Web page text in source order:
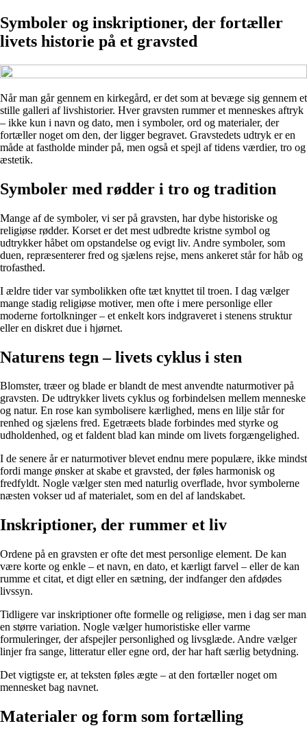
Symboler og inskriptioner, der fortæller
livets historie på et gravsted
Når man går gennem en kirkegård, er det som at bevæge sig gennem et
stille galleri af livshistorier. Hver gravsten rummer et menneskes aftryk
– ikke kun i navn og dato, men i symboler, ord og materialer, der
fortæller noget om den, der ligger begravet. Gravstedets udtryk er en
måde at fastholde minder på, men også et spejl af tidens værdier, tro og
æstetik.
Symboler med rødder i tro og tradition
Mange af de symboler, vi ser på gravsten, har dybe historiske og
religiøse rødder. Korset er det mest udbredte kristne symbol og
udtrykker håbet om opstandelse og evigt liv. Andre symboler, som
duen, repræsenterer fred og sjælens rejse, mens ankeret står for håb og
trofasthed.
I ældre tider var symbolikken ofte tæt knyttet til troen. I dag vælger
mange stadig religiøse motiver, men ofte i mere personlige eller
moderne fortolkninger – et enkelt kors indgraveret i stenens struktur
eller en diskret due i hjørnet.
Naturens tegn – livets cyklus i sten
Blomster, træer og blade er blandt de mest anvendte naturmotiver på
gravsten. De udtrykker livets cyklus og forbindelsen mellem menneske
og natur. En rose kan symbolisere kærlighed, mens en lilje står for
renhed og sjælens fred. Egetræets blade forbindes med styrke og
udholdenhed, og et faldent blad kan minde om livets forgængelighed.
I de senere år er naturmotiver blevet endnu mere populære, ikke mindst
fordi mange ønsker at skabe et gravsted, der føles harmonisk og
fredfyldt. Nogle vælger sten med naturlig overflade, hvor symbolerne
næsten vokser ud af materialet, som en del af landskabet.
Inskriptioner, der rummer et liv
Ordene på en gravsten er ofte det mest personlige element. De kan
være korte og enkle – et navn, en dato, et kærligt farvel – eller de kan
rumme et citat, et digt eller en sætning, der indfanger den afdødes
livssyn.
Tidligere var inskriptioner ofte formelle og religiøse, men i dag ser man
en større variation. Nogle vælger humoristiske eller varme
formuleringer, der afspejler personlighed og livsglæde. Andre vælger
linjer fra sange, litteratur eller egne ord, der har haft særlig betydning.
Det vigtigste er, at teksten føles ægte – at den fortæller noget om
mennesket bag navnet.
Materialer og form som fortælling